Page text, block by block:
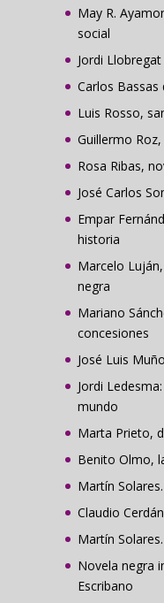
May R.
social
Jordi Llobregat
Carlos Bassas
Luis Rosso,
Guillermo
Rosa Ribas,
José Carlos
Empar
historia
Marcelo
negra
Mariano
concesiones
José Luis
Jordi
mundo
Marta Prieto,
Benito Olmo,
Martín
Claudio
Martín
Novela negra
Escribano